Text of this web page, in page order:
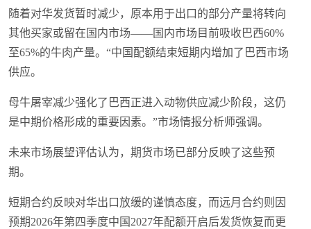
随着对华发货暂时减少，原本用于出口的部分产量将转向
其他买家或留在国内市场——国内市场目前吸收巴西60%
至65%的牛肉产量。“中国配额结束短期内增加了巴西市场
供应。
母牛屠宰减少强化了巴西正进入动物供应减少阶段，这仍
是中期价格形成的重要因素。”市场情报分析师强调。
未来市场展望评估认为，期货市场已部分反映了这些预
期。
短期合约反映对华出口放缓的谨慎态度，而远月合约则因
预期2026年第四季度中国2027年配额开启后发货恢复而更